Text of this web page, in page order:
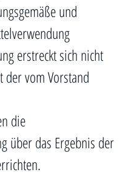
und
erstreckt sich nicht
der vom Vorstand
die
über das Ergebnis der